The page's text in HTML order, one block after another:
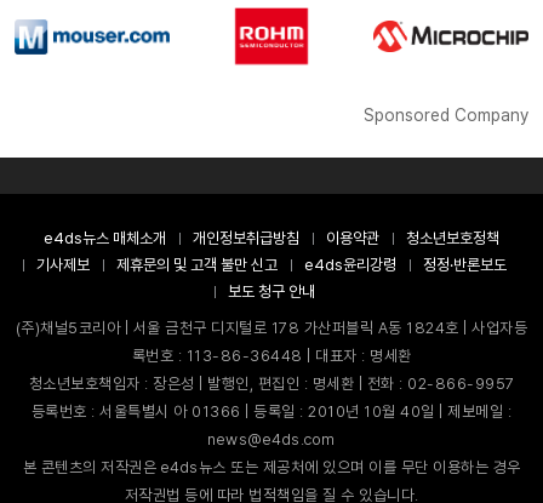
Sponsored Company
e4ds뉴스 매체소개 개인정보취급방침 이용약관
청소년보호정책
기사제보
제휴문의 및 고객 불만 신고 e4ds윤리강령
정정·반론보도
보도 청구 안내
(주)채널5코리아 | 서울 금천구 디지털로 178 가산퍼블릭 A동 1824호 | 사업자등
록번호 : 113-86-36448 | 대표자 : 명세환
청소년보호책임자 : 장은성 | 발행인, 편집인 : 명세환 | 전화 : 02-866-9957
등록번호 : 서울특별시 아 01366 | 등록일 : 2010년 10월 40일 | 제보메일 :
news@e4ds.com
본 콘텐츠의 저작권은 e4ds뉴스 또는 제공처에 있으며 이를 무단 이용하는 경우
저작권법 등에 따라 법적책임을 질 수 있습니다.